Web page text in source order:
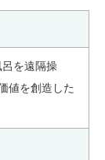
を遠隔操
値を創造した